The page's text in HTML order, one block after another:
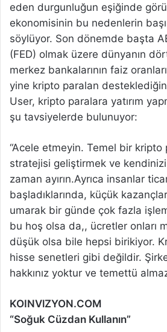
eden durgunluğun eşiğinde
ekonomisinin bu nedenlerin
söylüyor. Son dönemde başta
(FED) olmak üzere dünyanın
merkez bankalarının faiz
yine kripto paralan
User, kripto paralara yatırım
şu tavsiyelerde bulunuyor:
“Acele etmeyin. Temel bir kripto
stratejisi geliştirmek ve
zaman ayırın.Ayrıca insanlar
başladıklarında, küçük
umarak bir günde çok fazla
bu hoş olsa da,, ücretler onları
düşük olsa bile hepsi birikiyor.
hisse senetleri gibi değildir.
hakkınız yoktur ve temettü
KOINVlZYON.COM
“Soğuk Cüzdan Kullanın”